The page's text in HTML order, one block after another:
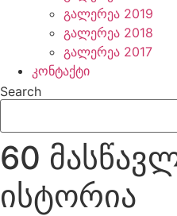
გალერეა 2019
გალერეა 2018
გალერეა 2017
კონტაქტი
Search
60
ისტორია